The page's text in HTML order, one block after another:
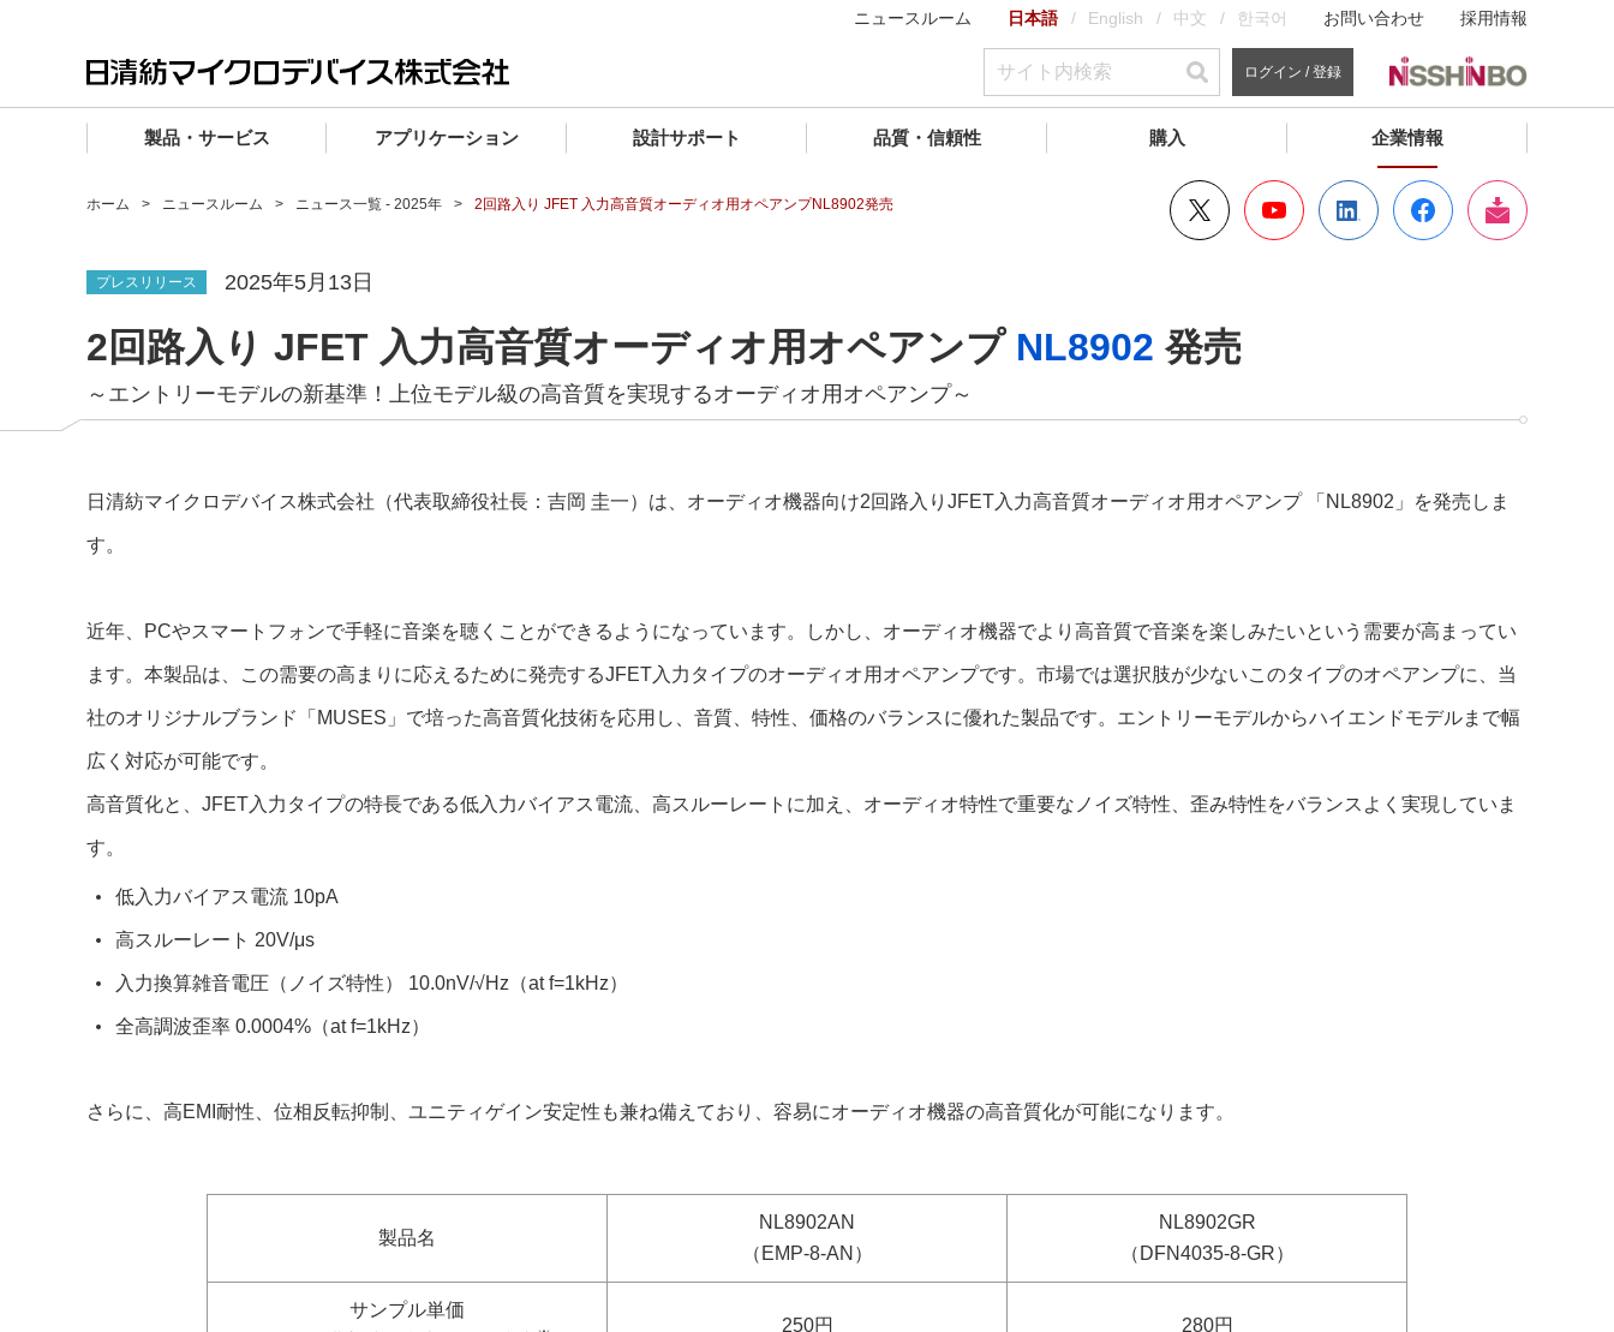
ニュースルーム 日本語 English 中文 한국어 お問い合わせ 採用情報
ログイン / 登録
製品・サービス
マイクロ波製品
ファウンドリサービス
アプリケーション
車載機器向けIC
産業機器向けIC
民生機器向けIC
設計サポート
マイクロ波製品
品質・信頼性
電子デバイス製品
マイクロ波製品
購入
マイクロ波製品
企業情報
企業理念
会社概要
事業領域
IR情報
早わかり日清紡マイクロデバイス
ホーム ニュースルーム ニュース一覧 - 2025年 2回路⼊り JFET ⼊⼒高音質オーディオ用オペアンプNL8902発売
プレスリリース 2025年5月13日
2回路⼊り JFET ⼊⼒高音質オーディオ用オペアンプ NL8902 発売
～エントリーモデルの新基準！上位モデル級の高音質を実現するオーディオ用オペアンプ～
日清紡マイクロデバイス株式会社（代表取締役社長：吉岡 圭一）は、オーディオ機器向け2回路入りJFET入力高音質オーディオ用オペアンプ 「NL8902」を発売しま
す。
近年、PCやスマートフォンで手軽に音楽を聴くことができるようになっています。しかし、オーディオ機器でより高音質で音楽を楽しみたいという需要が高まってい
ます。本製品は、この需要の高まりに応えるために発売するJFET入力タイプのオーディオ用オペアンプです。市場では選択肢が少ないこのタイプのオペアンプに、当
社のオリジナルブランド「MUSES」で培った高音質化技術を応用し、音質、特性、価格のバランスに優れた製品です。エントリーモデルからハイエンドモデルまで幅
広く対応が可能です。
高音質化と、JFET入力タイプの特長である低入力バイアス電流、高スルーレートに加え、オーディオ特性で重要なノイズ特性、歪み特性をバランスよく実現していま
す。
低入力バイアス電流 10pA
高スルーレート 20V/μs
入力換算雑音電圧（ノイズ特性） 10.0nV/√Hz（at f=1kHz）
全高調波歪率 0.0004%（at f=1kHz）
さらに、高EMI耐性、位相反転抑制、ユニティゲイン安定性も兼ね備えており、容易にオーディオ機器の高音質化が可能になります。
製品名
NL8902AN
（EMP-8-AN）
NL8902GR
（DFN4035-8-GR）
サンプル単価
250円 280円